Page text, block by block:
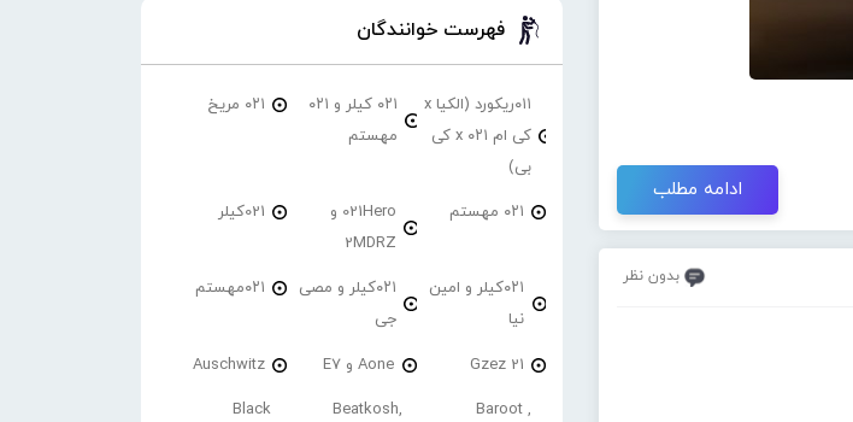
ادامه مطلب
بدون نظر
فهرست خوانندگان
۰۱۱ریکورد (الکیا x
کی ام ۰۲۱ x کی
بی)
۰۲۱ کیلر و ۰۲۱
مهستم
۰۲۱ مریخ
۰۲۱ مهستم
021Hero و
2MDRZ
021کیلر
۰۲۱کیلر و امین
نیا
۰۲۱کیلر و مصی
جی
۰۲۱مهستم
21 Gzez Aone و E7 Auschwitz
Baroot ,
Beatkosh,
Black